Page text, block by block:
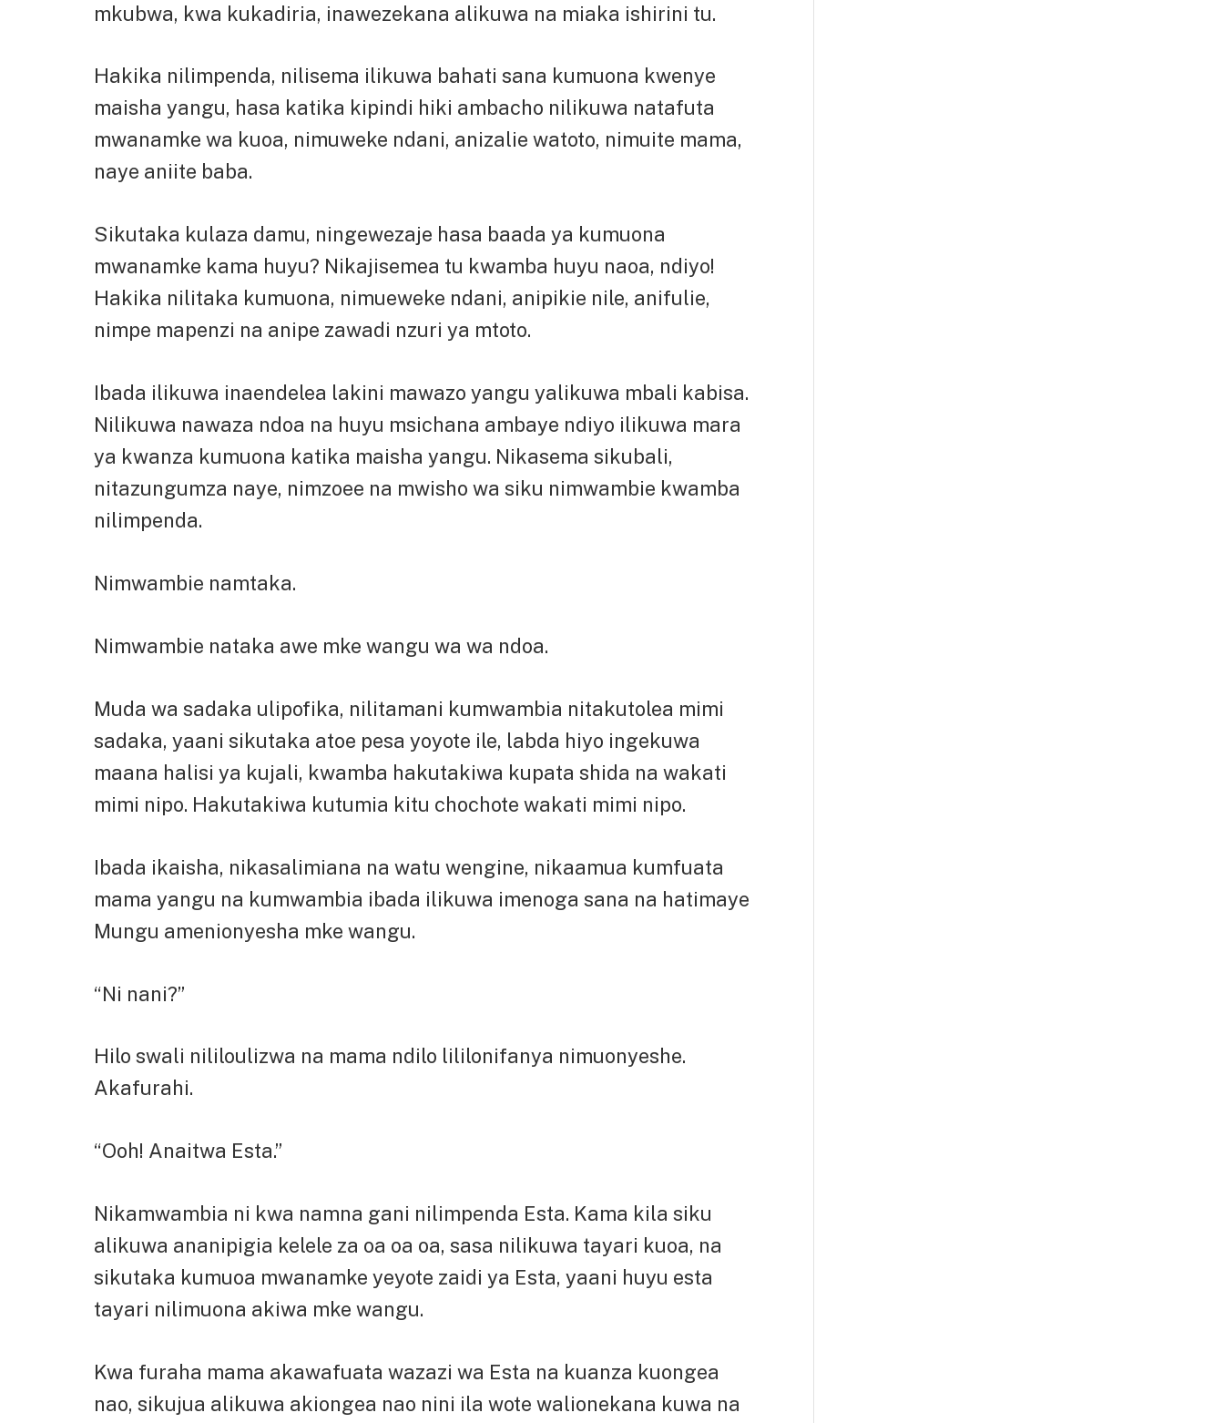
mkubwa, kwa kukadiria, inawezekana alikuwa na miaka ishirini tu.
Hakika nilimpenda, nilisema ilikuwa bahati sana kumuona kwenye
maisha yangu, hasa katika kipindi hiki ambacho nilikuwa natafuta
mwanamke wa kuoa, nimuweke ndani, anizalie watoto, nimuite mama,
naye aniite baba.
Sikutaka kulaza damu, ningewezaje hasa baada ya kumuona
mwanamke kama huyu? Nikajisemea tu kwamba huyu naoa, ndiyo!
Hakika nilitaka kumuona, nimueweke ndani, anipikie nile, anifulie,
nimpe mapenzi na anipe zawadi nzuri ya mtoto.
Ibada ilikuwa inaendelea lakini mawazo yangu yalikuwa mbali kabisa.
Nilikuwa nawaza ndoa na huyu msichana ambaye ndiyo ilikuwa mara
ya kwanza kumuona katika maisha yangu. Nikasema sikubali,
nitazungumza naye, nimzoee na mwisho wa siku nimwambie kwamba
nilimpenda.
Nimwambie namtaka.
Nimwambie nataka awe mke wangu wa wa ndoa.
Muda wa sadaka ulipofika, nilitamani kumwambia nitakutolea mimi
sadaka, yaani sikutaka atoe pesa yoyote ile, labda hiyo ingekuwa
maana halisi ya kujali, kwamba hakutakiwa kupata shida na wakati
mimi nipo. Hakutakiwa kutumia kitu chochote wakati mimi nipo.
Ibada ikaisha, nikasalimiana na watu wengine, nikaamua kumfuata
mama yangu na kumwambia ibada ilikuwa imenoga sana na hatimaye
Mungu amenionyesha mke wangu.
“Ni nani?”
Hilo swali nililoulizwa na mama ndilo lililonifanya nimuonyeshe.
Akafurahi.
“Ooh! Anaitwa Esta.”
Nikamwambia ni kwa namna gani nilimpenda Esta. Kama kila siku
alikuwa ananipigia kelele za oa oa oa, sasa nilikuwa tayari kuoa, na
sikutaka kumuoa mwanamke yeyote zaidi ya Esta, yaani huyu esta
tayari nilimuona akiwa mke wangu.
Kwa furaha mama akawafuata wazazi wa Esta na kuanza kuongea
nao, sikujua alikuwa akiongea nao nini ila wote walionekana kuwa na